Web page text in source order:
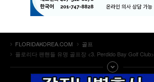
FLORIDAKOREA.COM
골프
플로리다 팬핸들 유명 골프장 <3. Perdido Bay Golf Club>